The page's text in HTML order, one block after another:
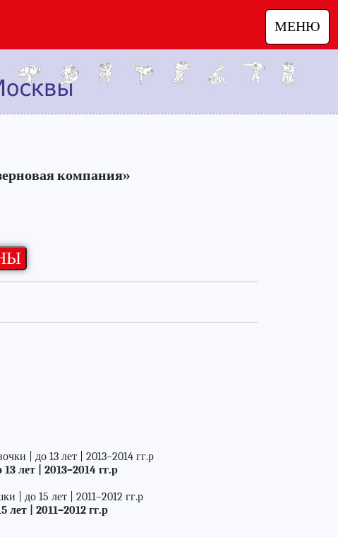
МЕНЮ
компания»
| до 13 лет | 2013–2014 гг.р
лет | 2013–2014 гг.р
до 15 лет | 2011–2012 гг.р
| 2011–2012 гг.р